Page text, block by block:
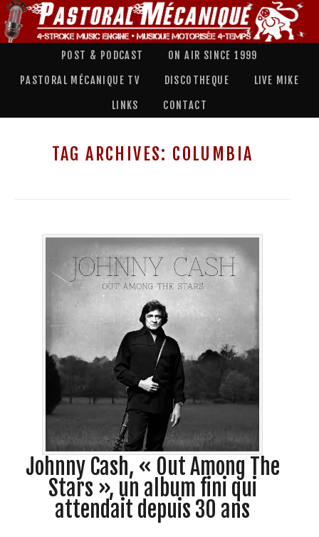
POST & PODCAST ON AIR SINCE 1999
PASTORAL MÉCANIQUE TV DISCOTHEQUE LIVE MIKE
LINKS CONTACT
TAG ARCHIVES: COLUMBIA
Johnny Cash, « Out Among The
Stars », un album fini qui
attendait depuis 30 ans